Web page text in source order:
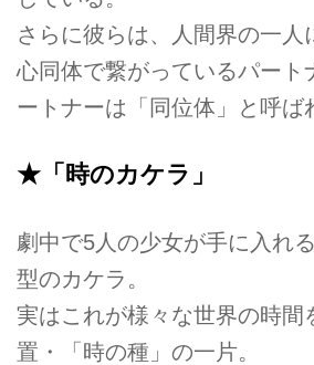
さらに彼らは、人間界の一人
心同体で繋がっているパート
ートナーは「同位体」と呼ば
★「時のカケラ」
劇中で5人の少女が手に入れ
型のカケラ。
実はこれが様々な世界の時間
置・「時の種」の一片。